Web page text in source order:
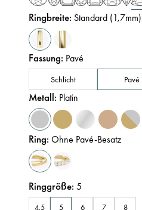
Ringbreite: Standard (1,7mm)
Fassung: Pavé
Schlicht Pavé
Metall: Platin
Ring:Ohne Pavé-Besatz
Ringgröße:5
4.5 5 6 7 8